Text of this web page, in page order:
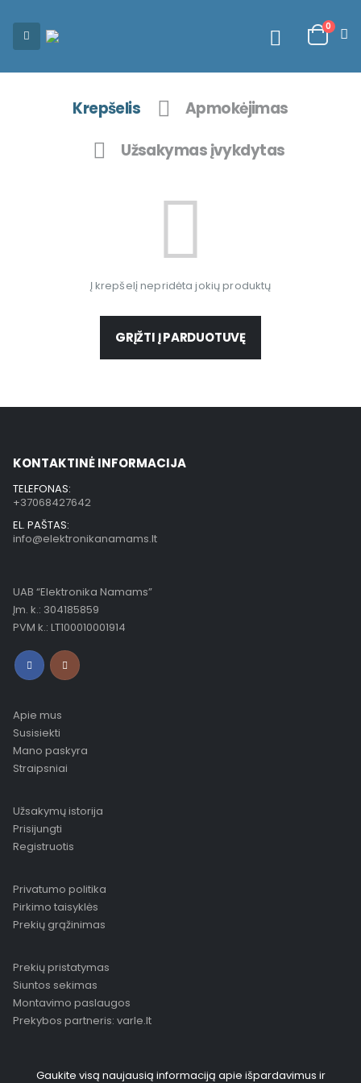
0
Krepšelis Apmokėjimas
Užsakymas įvykdytas
Į krepšelį nepridėta jokių produktų
GRĮŽTI Į PARDUOTUVĘ
KONTAKTINĖ INFORMACIJA
TELEFONAS:
+37068427642
EL. PAŠTAS:
info@elektronikanamams.lt
UAB “Elektronika Namams”
Įm. k.: 304185859
PVM k.: LT100010001914
Apie mus
Susisiekti
Mano paskyra
Straipsniai
Užsakymų istorija
Prisijungti
Registruotis
Privatumo politika
Pirkimo taisyklės
Prekių grąžinimas
Prekių pristatymas
Siuntos sekimas
Montavimo paslaugos
Prekybos partneris: varle.lt
Gaukite visą naujausią informaciją apie išpardavimus ir